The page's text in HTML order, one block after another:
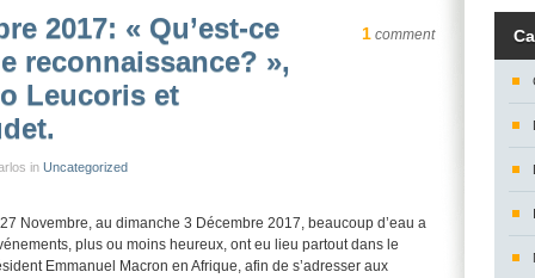
2017: « Qu’est-ce
reconnaissance? »,
Leucoris et
1 comment
in Uncategorized
Novembre, au dimanche 3 Décembre 2017, beaucoup d’eau a
plus ou moins heureux, ont eu lieu partout dans le
Emmanuel Macron en Afrique, afin de s’adresser aux